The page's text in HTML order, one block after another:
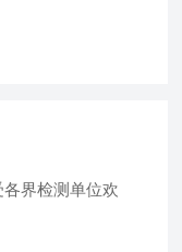
界检测单位欢